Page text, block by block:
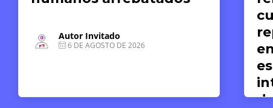
reparaciones post-CVR
en el Perú desde los
derechos humanos